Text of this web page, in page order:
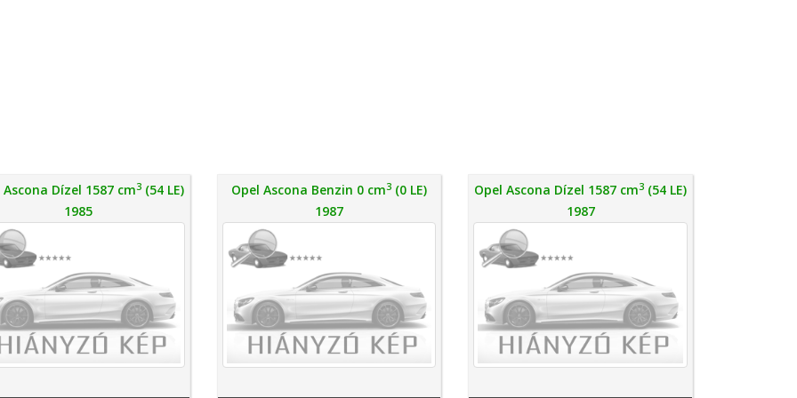
Ascona Dízel 1587 cm3 (54 LE)
1985
Opel Ascona Benzin 0 cm3 (0 LE)
1987
Opel Ascona Dízel 1587 cm3 (54 LE)
1987